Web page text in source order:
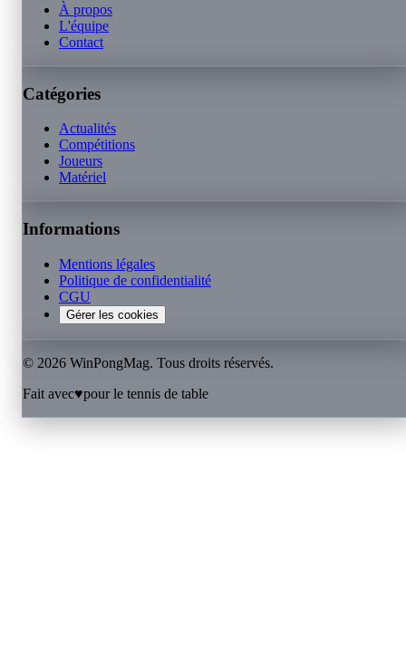
À propos
L'équipe
Contact
Catégories
Actualités
Compétitions
Joueurs
Matériel
Informations
Mentions légales
Politique de confidentialité
CGU
Gérer les cookies
© 2026 WinPongMag. Tous droits réservés.
Fait avec♥pour le tennis de table